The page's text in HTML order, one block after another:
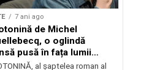
7 ani ago
de Michel
o oglindă
pusă în fața lumii
din 15 mai în
al șaptelea roman al